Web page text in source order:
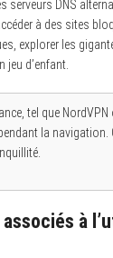
serveurs DNS
à des sites
explorer les
jeu d’enfant.
tel que NordVPN
la navigation.
à